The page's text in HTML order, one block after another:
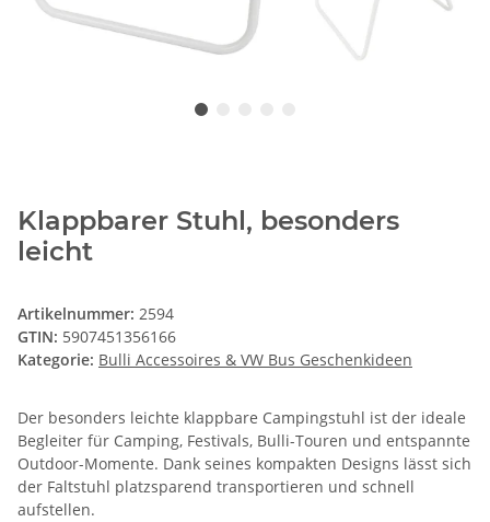
Klappbarer Stuhl, besonders
leicht
Artikelnummer: 2594
GTIN: 5907451356166
Kategorie: Bulli Accessoires & VW Bus Geschenkideen
Der besonders leichte klappbare Campingstuhl ist der ideale
Begleiter für Camping, Festivals, Bulli-Touren und entspannte
Outdoor-Momente. Dank seines kompakten Designs lässt sich
der Faltstuhl platzsparend transportieren und schnell
aufstellen.